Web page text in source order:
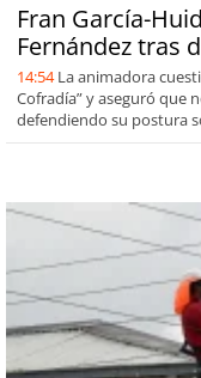
Fran García-
Fernández tras
14:54 La animadora
Cofradía” y aseguró que
defendiendo su postura